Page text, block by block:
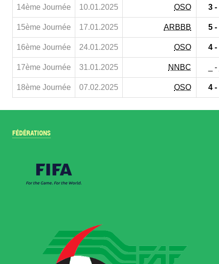
14ème Journée 10.01.2025 OSO 3 -
15ème Journée 17.01.2025 ARBBB 5 -
16ème Journée 24.01.2025 OSO 4 -
17ème Journée 31.01.2025 NNBC _
18ème Journée 07.02.2025 OSO 4 -
FÉDÉRATIONS